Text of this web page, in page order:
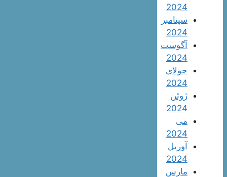
2024
سپتامبر
2024
آگوست
2024
جولای
2024
ژوئن
2024
می
2024
آوریل
2024
مارس